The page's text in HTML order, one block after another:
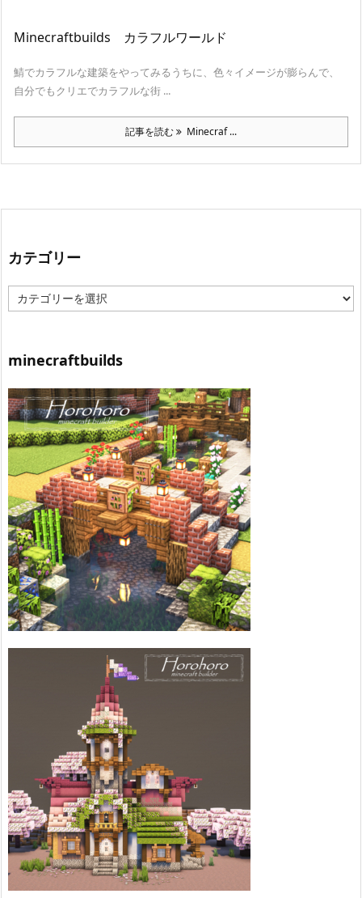
Minecraftbuilds カラフルワールド
鯖でカラフルな建築をやってみるうちに、色々イメージが膨らんで、
自分でもクリエでカラフルな街 ...
記事を読む Minecraf ...
カテゴリー
テ
ー
minecraftbuilds